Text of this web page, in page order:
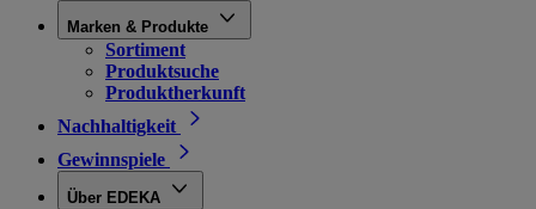
Marken & Produkte
Sortiment
Produktsuche
Produktherkunft
Nachhaltigkeit
Gewinnspiele
Über EDEKA